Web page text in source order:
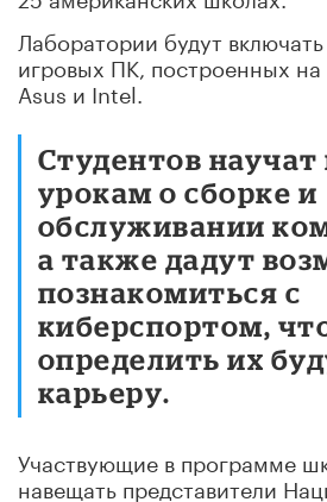
Лаборатории будут
игровых ПК, построенных
Asus и Intel.
Студентов
урокам о сборке и
обслуживании
а также дадут
познакомиться с
киберспортом,
определить их
карьеру.
Участвующие в программе
навещать представители